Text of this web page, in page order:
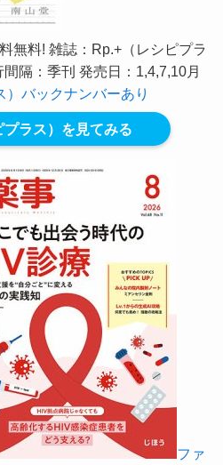
無料! 雑誌：Rp.+（レシピプラ
隔：季刊 発売日：1,4,7,10月
）バックナンバーあり
ラス）を見てみる
ファ